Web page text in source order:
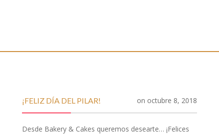
¡FELIZ DÍA DEL PILAR! on octubre 8, 2018
Desde Bakery & Cakes queremos desearte… ¡Felices